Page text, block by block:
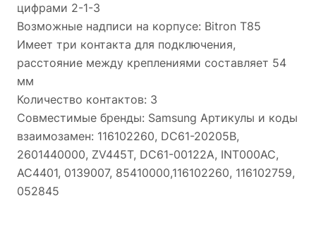
цифрами 2-1-3
Возможные надписи на корпусе: Bitron T85
Имеет три контакта для подключения,
расстояние между креплениями составляет 54
мм
Количество контактов: 3
Совместимые бренды: Samsung Артикулы и коды
взаимозамен: 116102260, DC61-20205B,
2601440000, ZV445T, DC61-00122A, INT000AC,
AC4401, 0139007, 85410000,116102260, 116102759,
052845